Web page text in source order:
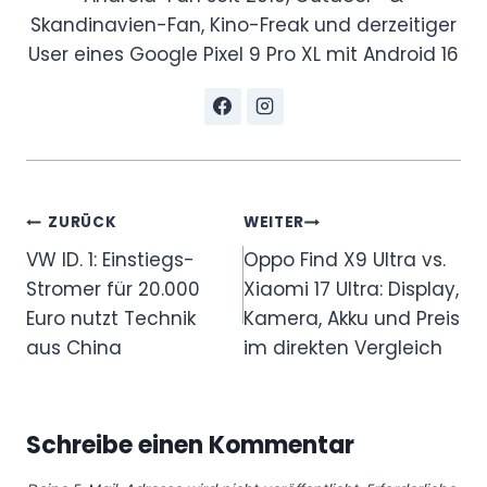
a
p
e
v
n
Y
o
u
T
e
Skandinavien-Fan, Kino-Freak und derzeitiger
User eines Google Pixel 9 Pro XL mit Android 16
Beitragsnavigation
ZURÜCK
VW ID. 1: Einstiegs-
Stromer für 20.000
Euro nutzt Technik
aus China
WEITER
Oppo Find X9 Ultra vs.
Xiaomi 17 Ultra: Display,
Kamera, Akku und Preis
im direkten Vergleich
Schreibe einen Kommentar